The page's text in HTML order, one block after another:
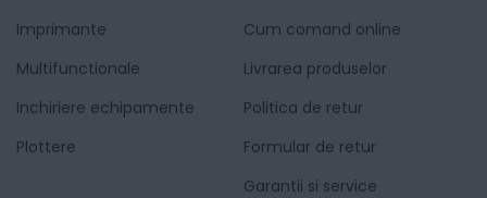
Imprimante
Multifunctionale
Inchiriere echipamente
Plottere
Cum comand online
Livrarea produselor
Politica de retur
Formular de retur
Garantii si service